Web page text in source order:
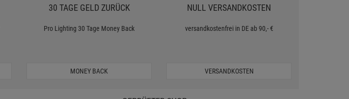
30 TAGE GELD ZURÜCK
Pro Lighting 30 Tage Money Back
MONEY BACK
NULL VERSANDKOSTEN
versandkostenfrei in DE ab 90,- €
VERSANDKOSTEN